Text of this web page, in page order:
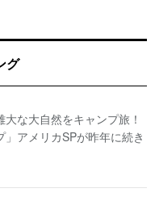
グ
大な大自然をキャンプ旅！
」アメリカSPが昨年に続き